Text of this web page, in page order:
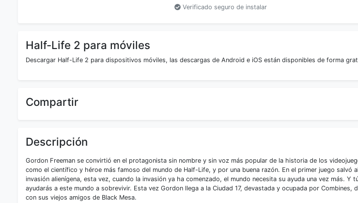
Verificado seguro de instalar
Half-Life 2 para móviles
Descargar Half-Life 2 para dispositivos móviles, las descargas de Android e iOS están disponibles de forma
Compartir
Descripción
Gordon Freeman se convirtió en el protagonista sin nombre y sin voz más popular de la historia de los
como el científico y héroe más famoso del mundo de Half-Life, y por una buena razón. En el primer juego salvó
invasión alienígena, esta vez, cuando la invasión ya ha comenzado, el mundo necesita su ayuda una vez más. Y
ayudarás a este mundo a sobrevivir. Esta vez Gordon llega a la Ciudad 17, devastada y ocupada por Combines,
con sus viejos amigos de Black Mesa.